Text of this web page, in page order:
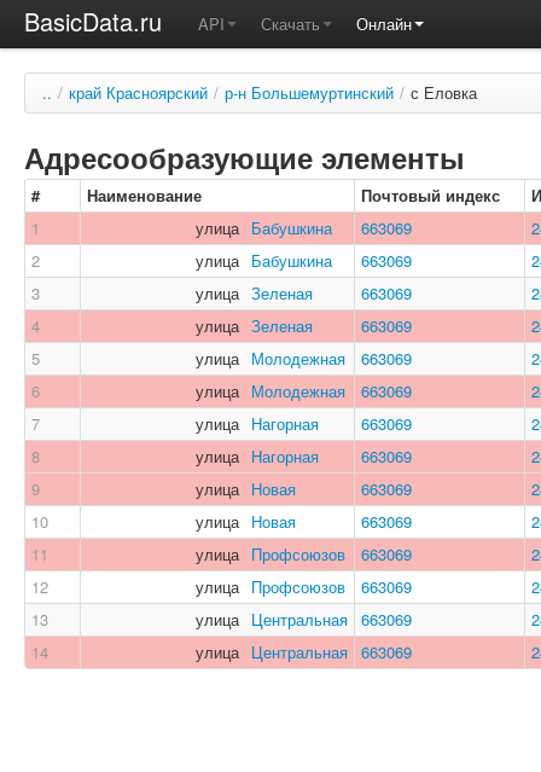
BasicData.ru API Скачать Онлайн
.. / край Красноярский / р-н Большемуртинский / с Еловка
Адресообразующие элементы
# Наименование Почтовый индекс
1
улица Бабушкина 663069
2
улица Бабушкина 663069
3
улица Зеленая 663069
4
улица Зеленая 663069
5
улица Молодежная 663069
6
улица Молодежная 663069
7
улица Нагорная 663069
8
улица Нагорная 663069
9
улица Новая 663069
10
улица Новая 663069
11
улица Профсоюзов 663069
12
улица Профсоюзов 663069
13
улица Центральная 663069
14
улица Центральная 663069